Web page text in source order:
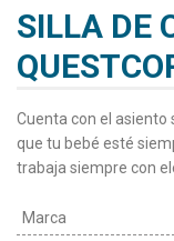
SILLA DE
Cuenta con el
que tu bebé esté
trabaja siempre con
Marca